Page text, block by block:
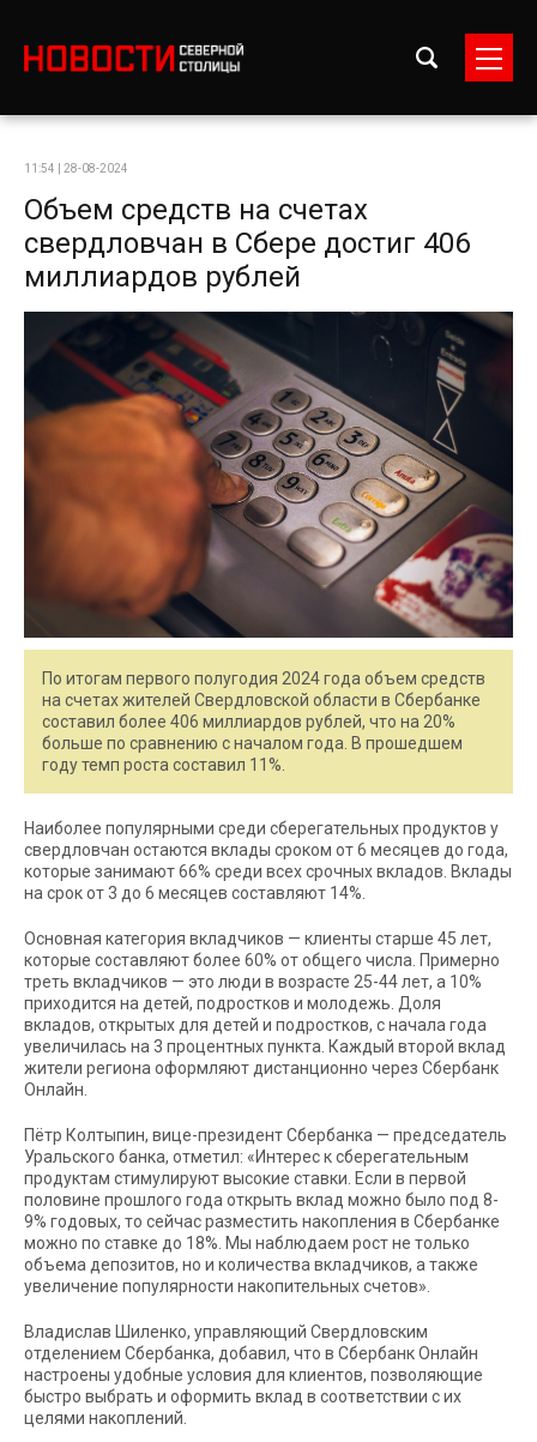
11:54 | 28-08-2024
Объем средств на счетах
свердловчан в Сбере достиг 406
миллиардов рублей
По итогам первого полугодия 2024 года объем средств
на счетах жителей Свердловской области в Сбербанке
составил более 406 миллиардов рублей, что на 20%
больше по сравнению с началом года. В прошедшем
году темп роста составил 11%.
Наиболее популярными среди сберегательных продуктов у
свердловчан остаются вклады сроком от 6 месяцев до года,
которые занимают 66% среди всех срочных вкладов. Вклады
на срок от 3 до 6 месяцев составляют 14%.
Основная категория вкладчиков — клиенты старше 45 лет,
которые составляют более 60% от общего числа. Примерно
треть вкладчиков — это люди в возрасте 25-44 лет, а 10%
приходится на детей, подростков и молодежь. Доля
вкладов, открытых для детей и подростков, с начала года
увеличилась на 3 процентных пункта. Каждый второй вклад
жители региона оформляют дистанционно через Сбербанк
Онлайн.
Пётр Колтыпин, вице-президент Сбербанка — председатель
Уральского банка, отметил: «Интерес к сберегательным
продуктам стимулируют высокие ставки. Если в первой
половине прошлого года открыть вклад можно было под 8-
9% годовых, то сейчас разместить накопления в Сбербанке
можно по ставке до 18%. Мы наблюдаем рост не только
объема депозитов, но и количества вкладчиков, а также
увеличение популярности накопительных счетов».
Владислав Шиленко, управляющий Свердловским
отделением Сбербанка, добавил, что в Сбербанк Онлайн
настроены удобные условия для клиентов, позволяющие
быстро выбрать и оформить вклад в соответствии с их
целями накоплений.